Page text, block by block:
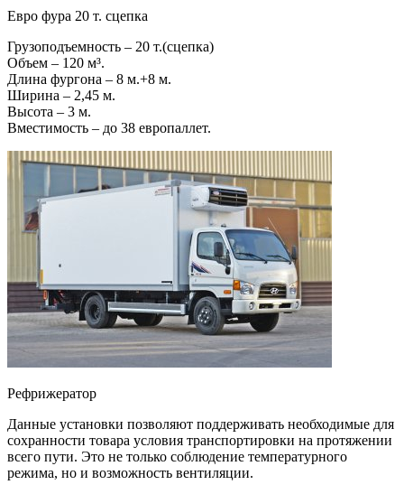
Евро фура 20 т. сцепка
Грузоподъемность – 20 т.(сцепка)
Объем – 120 м³.
Длина фургона – 8 м.+8 м.
Ширина – 2,45 м.
Высота – 3 м.
Вместимость – до 38 европаллет.
Рефрижератор
Данные установки позволяют поддерживать необходимые для
сохранности товара условия транспортировки на протяжении
всего пути. Это не только соблюдение температурного
режима, но и возможность вентиляции.